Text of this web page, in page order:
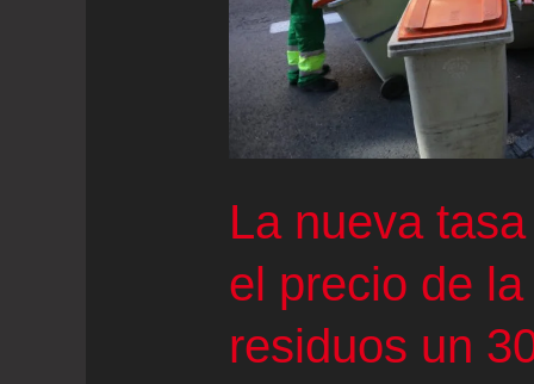
La nueva
el precio de
residuos un